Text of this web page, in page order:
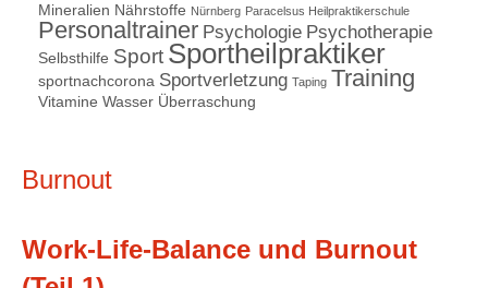
Mineralien Nährstoffe Nürnberg Paracelsus Heilpraktikerschule
Personaltrainer Psychologie Psychotherapie
Selbsthilfe Sport Sportheilpraktiker
sportnachcorona Sportverletzung Taping Training
Vitamine Wasser Überraschung
Burnout
Work-Life-Balance und Burnout